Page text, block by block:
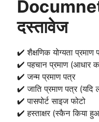
दस्तावेज
✔️ शैक्षणिक योग्यता प्रमाण
✔️ पहचान प्रमाण (आधार
✔️ जन्म प्रमाण पत्र
✔️ जाति प्रमाण पत्र (यदि
✔️ पासपोर्ट साइज फोटो
✔️ हस्ताक्षर (स्कैन किया